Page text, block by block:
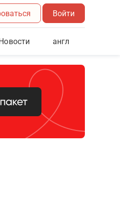
Войти
Новости англ